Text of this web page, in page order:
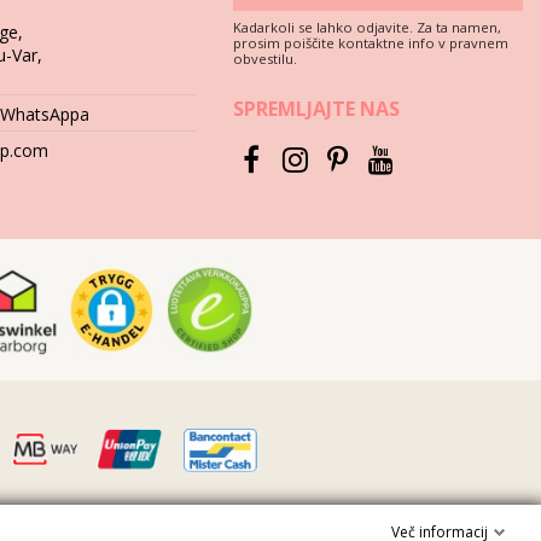
element, ki zagotavlja dolgotrajnost skozi nekaj poletij, je
beton, kamen (npr. robovi bazena) ali les (luske!), lahko
se lahko razbarvajo. Če so vaše bikini kopalke povrh tega še
na brisačo in jih pustite sušiti v senci. Neposredno
Var,
Kadarkoli se lahko odjavite. Za ta namen,
prosim poiščite kontaktne info v pravnem
obvestilu.
SPREMLJAJTE NAS
Več informacij